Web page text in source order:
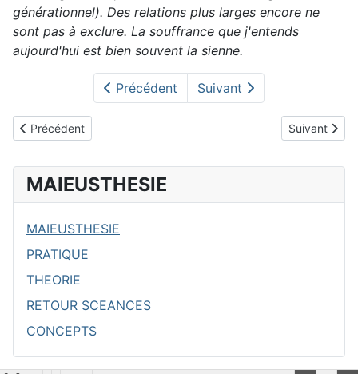
générationnel). Des relations plus larges encore ne
sont pas à exclure. La souffrance que j'entends
aujourd'hui est bien souvent la sienne.
Précédent Suivant
Article précédent : présentation
Précédent Article
Suivant
MAIEUSTHESIE
MAIEUSTHESIE
PRATIQUE
THEORIE
RETOUR SCEANCES
CONCEPTS